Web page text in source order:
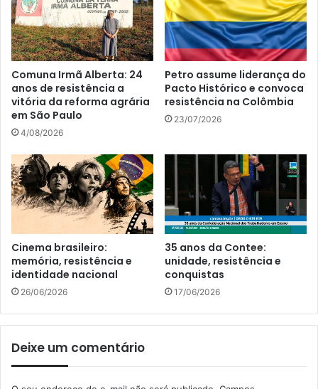
Comuna Irmã Alberta: 24
anos de resistência a
vitória da reforma agrária
em São Paulo
4/08/2026
Petro assume liderança do
Pacto Histórico e convoca
resistência na Colômbia
23/07/2026
Cinema brasileiro:
memória, resistência e
identidade nacional
26/06/2026
35 anos da Contee:
unidade, resistência e
conquistas
17/06/2026
Deixe um comentário